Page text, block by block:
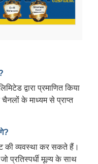
द्वारा प्रमाणित किया
के माध्यम से प्राप्त
की व्यवस्था कर सकते हैं।
प्रतिस्पर्धी मूल्य के साथ